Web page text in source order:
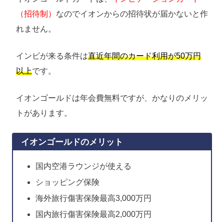
（招待制） なのでイオンからの招待状が届かないと作
れません。
インビが来る条件は直近年間のカード利用が50万円
以上です。
イオンゴールドは年会費無料ですが、かなりのメリッ
トがあります。
イオンゴールドのメリット
国内空港ラウンジが使える
ショッピング保険
海外旅行傷害保険最高3,000万円
国内旅行傷害保険最高2,000万円